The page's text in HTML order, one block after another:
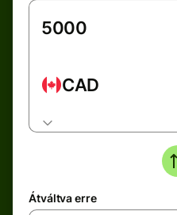
CAD
Átváltva erre